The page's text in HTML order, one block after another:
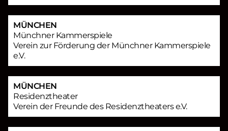
MÜNCHEN
Münchner Kammerspiele
Verein zur Förderung der Münchner Kammerspiele
e.V.
MÜNCHEN
Residenztheater
Verein der Freunde des Residenztheaters e.V.